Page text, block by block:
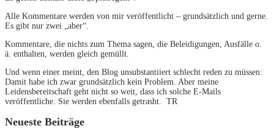
Alle Kommentare werden von mir veröffentlicht – grundsätzlich und gerne.
Es gibt nur zwei „aber“.
Kommentare, die nichts zum Thema sagen, die Beleidigungen, Ausfälle o.
ä. enthalten, werden gleich gemüllt.
Und wenn einer meint, den Blog unsubstantiiert schlecht reden zu müssen:
Damit habe ich zwar grundsätzlich kein Problem. Aber meine
Leidensbereitschaft geht nicht so weit, dass ich solche E-Mails
veröffentliche. Sie werden ebenfalls getrasht. TR
Neueste Beiträge